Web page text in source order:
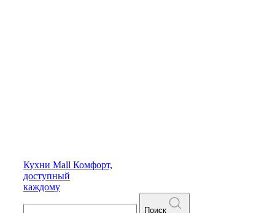
Кухни Mall Комфорт,
доступный
каждому
Поиск